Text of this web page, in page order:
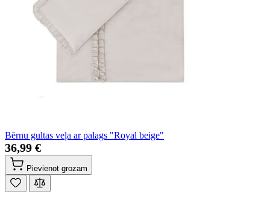
Bērnu gultas veļa ar palags "Royal beige"
36,99 €
Pievienot grozam